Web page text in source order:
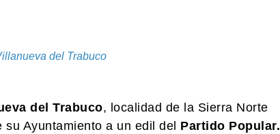
del Trabuco
del Trabuco, localidad de la Sierra Norte
Ayuntamiento a un edil del Partido Popular.